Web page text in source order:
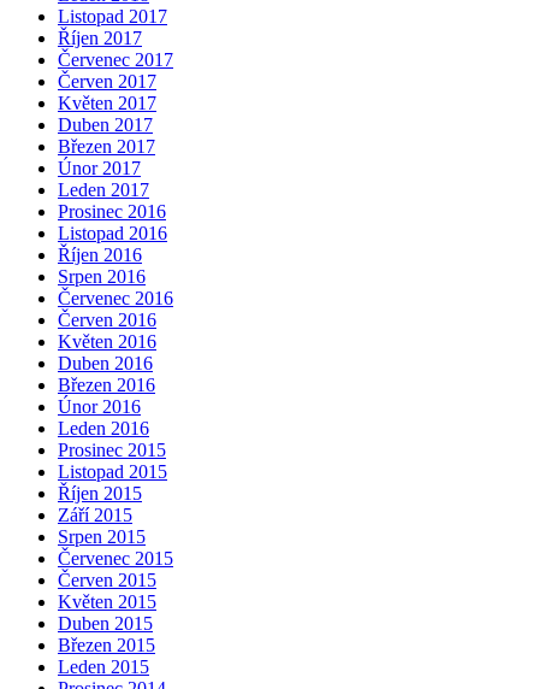
Listopad 2017
Říjen 2017
Červenec 2017
Červen 2017
Květen 2017
Duben 2017
Březen 2017
Únor 2017
Leden 2017
Prosinec 2016
Listopad 2016
Říjen 2016
Srpen 2016
Červenec 2016
Červen 2016
Květen 2016
Duben 2016
Březen 2016
Únor 2016
Leden 2016
Prosinec 2015
Listopad 2015
Říjen 2015
Září 2015
Srpen 2015
Červenec 2015
Červen 2015
Květen 2015
Duben 2015
Březen 2015
Leden 2015